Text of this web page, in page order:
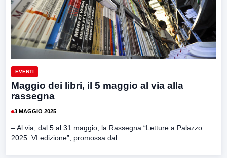
EVENTI
Maggio dei libri, il 5 maggio al via alla
rassegna
3 MAGGIO 2025
– Al via, dal 5 al 31 maggio, la Rassegna “Letture a Palazzo
2025. VI edizione”, promossa dal...